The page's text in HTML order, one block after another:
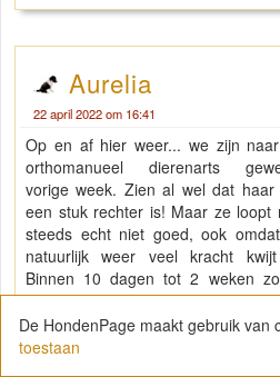
Aurelia
22 april 2022 om 16:41
Op en af hier weer... we zijn
orthomanueel dierenarts
vorige week. Zien al wel dat haar
een stuk rechter is! Maar ze loopt
steeds echt niet goed, ook
natuurlijk weer veel kracht
Binnen 10 dagen tot 2 weken
moeten zien, dus nog een weekje
Daarnaast wéér een
De HondenPage maakt gebruik van
toestaan